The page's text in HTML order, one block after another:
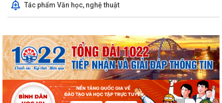
Tác phẩm Văn học, nghệ thuật
giỏi toàn quốc lần thứ nhất, năm...
ở cơ sở giỏi toàn quốc (lần...
Một số quy định mới về thực hiện thủ tục hành chính theo cơ chế một
cửa, một cửa liên thông
Quy trình mới về tiếp nhận, giải quyết thủ tục hành chính trên môi
trường điện tử